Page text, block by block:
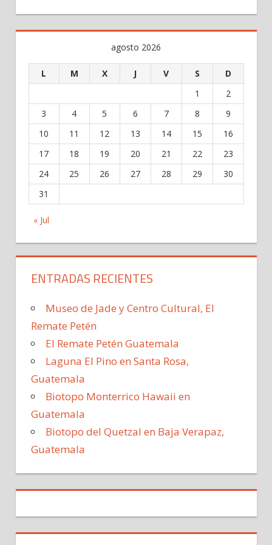
agosto 2026
L M X J V S D
« Jul
1
2
3
4 5 6 7 8
9
10
11 12 13 14 15
16
17
18 19 20 21 22
23
24
25 26 27 28 29
30
31
ENTRADAS RECIENTES
Museo de Jade y Centro Cultural, El
Remate Petén
El Remate Petén Guatemala
Laguna El Pino en Santa Rosa,
Guatemala
Biotopo Monterrico Hawaii en
Guatemala
Biotopo del Quetzal en Baja Verapaz,
Guatemala